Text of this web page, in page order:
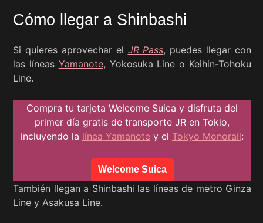
Cómo llegar a Shinbashi
Si quieres aprovechar el JR Pass, puedes llegar con
las líneas Yamanote, Yokosuka Line o Keihin-Tohoku
Line.
Compra tu tarjeta Welcome Suica y disfruta del
primer día gratis de transporte JR en Tokio,
incluyendo la línea Yamanote y el Tokyo Monorail:
Welcome Suica
También llegan a Shinbashi las líneas de metro Ginza
Line y Asakusa Line.